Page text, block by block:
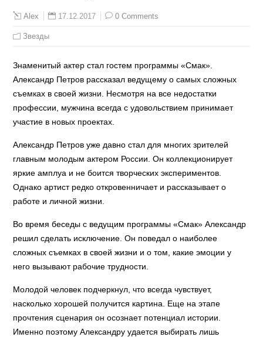
Alex 17.12.2017 0 Comments
Звезды
Знаменитый актер стал гостем программы «Смак».
Александр Петров рассказал ведущему о самых сложных
съемках в своей жизни. Несмотря на все недостатки
профессии, мужчина всегда с удовольствием принимает
участие в новых проектах.
Александр Петров уже давно стал для многих зрителей
главным молодым актером России. Он коллекционирует
яркие амплуа и не боится творческих экспериментов.
Однако артист редко откровенничает и рассказывает о
работе и личной жизни.
Во время беседы с ведущим программы «Смак» Александр
решил сделать исключение. Он поведал о наиболее
сложных съемках в своей жизни и о том, какие эмоции у
него вызывают рабочие трудности.
Молодой человек подчеркнул, что всегда чувствует,
насколько хорошей получится картина. Еще на этапе
прочтения сценария он осознает потенциал истории.
Именно поэтому Александру удается выбирать лишь